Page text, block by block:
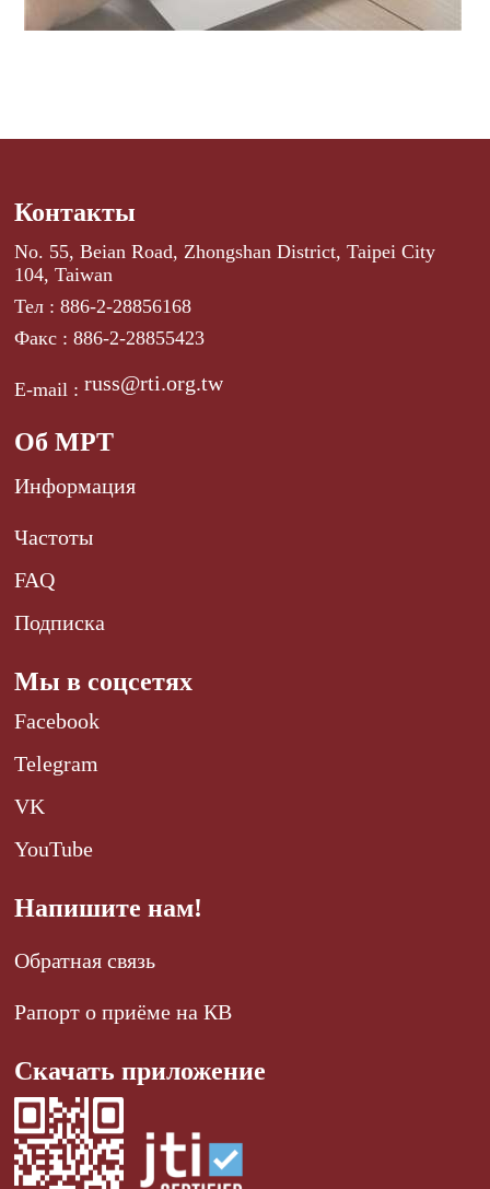
Контакты
No. 55, Beian Road, Zhongshan District, Taipei City
104, Taiwan
Тел : 886-2-28856168
Факс : 886-2-28855423
E-mail :russ@rti.org.tw
Об МРТ
Информация
Частоты
FAQ
Подписка
Мы в соцсетях
Facebook
Telegram
VK
YouTube
Напишите нам!
Обратная связь
Рапорт о приёме на КВ
Скачать приложение